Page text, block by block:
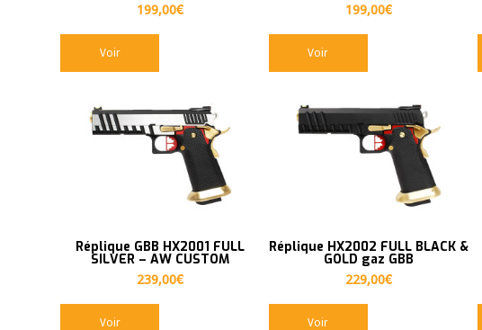
199,00€
Voir
199,00€
Voir
Réplique GBB HX2001 FULL
SILVER – AW CUSTOM
239,00€
Voir
Réplique HX2002 FULL BLACK &
GOLD gaz GBB
229,00€
Voir